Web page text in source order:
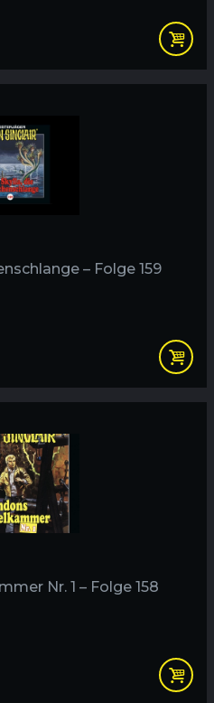
– Folge 159
Nr. 1 – Folge 158